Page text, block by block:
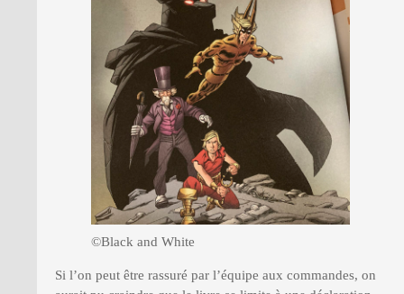
©Black and White
Si l’on peut être rassuré par l’équipe aux commandes, on